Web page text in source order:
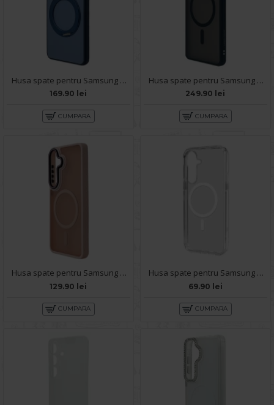
Husa spate pentru Samsung Galaxy S26 Berlia 360 - Blue
169.90 lei
CUMPARA
Husa spate pentru Samsung Galaxy S26 Keephone Mago Pro MagSafe - Black
249.90 lei
CUMPARA
Husa spate pentru Samsung Galaxy S26 Matte Case Magsafe - Semitransparent/Rose
129.90 lei
CUMPARA
Husa spate pentru Samsung Galaxy S26 - Clear Magsafe
69.90 lei
CUMPARA